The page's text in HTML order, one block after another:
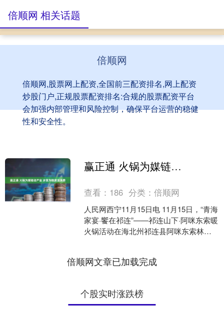
倍顺网
倍顺网,股票网上配资,全国前三配资排名,网上配资
炒股门户,正规股票配资排名:合规的股票配资平台
会加强内部管理和风险控制，确保平台运营的稳健
性和安全性。
倍顺网 相关话题
赢正通 火锅为媒链动产业 冰雪为韵激活消费
查看： 186 分类：倍顺网
人民网西宁11月15日电 11月15日，“青海
家宴·饗在祁连”——祁连山下·阿咪东索暖
火锅活动在海北州祁连县阿咪东索林海
倍顺网文章已加载完成
个股实时涨跌榜